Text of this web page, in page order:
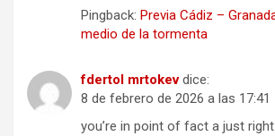
Pingback: Previa Cádiz –
medio de la tormenta
fdertol mrtokev dice:
8 de febrero de 2026 a las 17:41
you’re in point of fact a just